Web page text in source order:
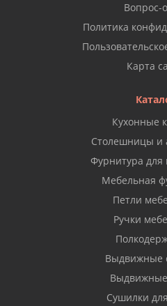
Вопрос-
Политика
Карта
Кухонные
Столешницы и
Фурнитура для
Мебельная
Петли
Ручки
Выдвижные
Сушилки